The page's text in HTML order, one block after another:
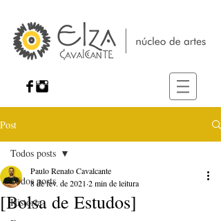
Post
Todos posts
História
Todos posts
[Bolsa de Estudos]
Paulo Renato Cavalcante
8 de fev. de 2021 2 min de leitura